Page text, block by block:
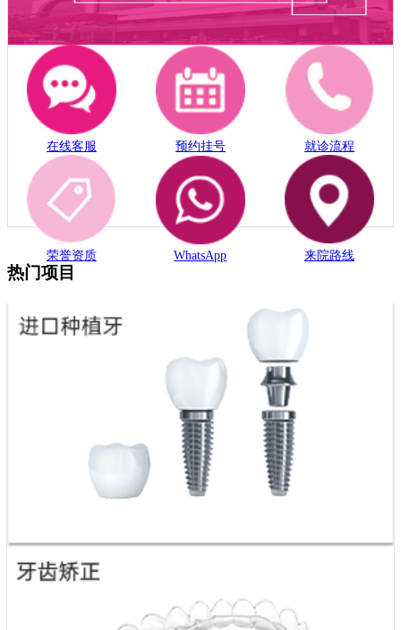
在线客服 预约挂号 就诊流程
荣誉资质 WhatsApp 来院路线
热门项目